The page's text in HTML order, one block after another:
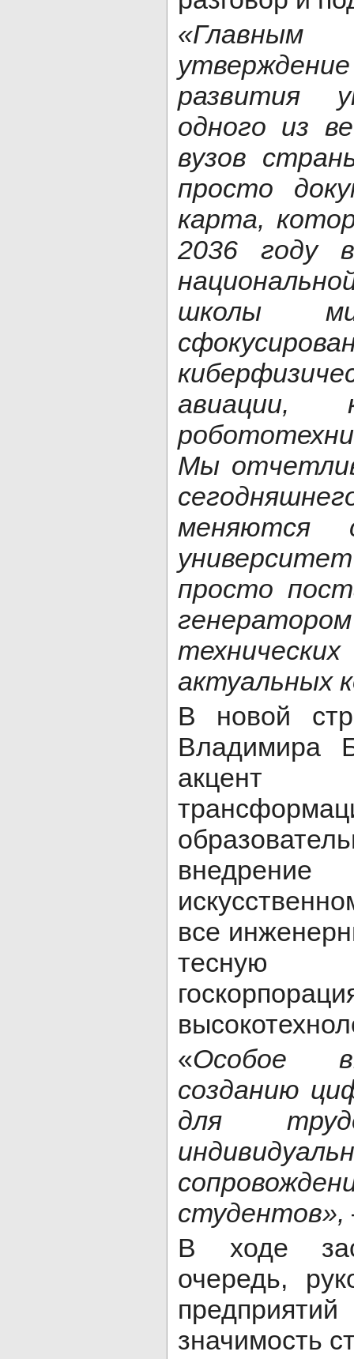
развития
одного из
вузов
просто
карта,
2036 году
школы
авиации,
Мы
меняются
просто
актуальных
В новой
Владимира
акцент
все
тесную
«Особое
созданию
для
студентов»,
В ходе
очередь,
значимость